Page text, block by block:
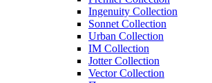
Ingenuity Collection
Sonnet Collection
Urban Collection
IM Collection
Jotter Collection
Vector Collection